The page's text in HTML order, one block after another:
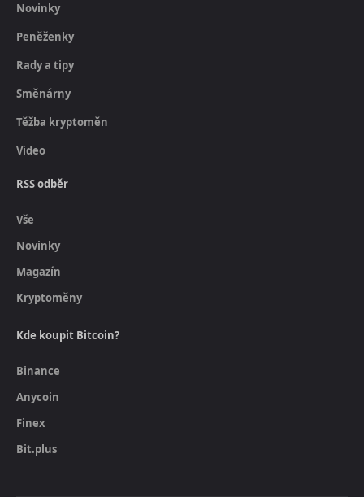
Novinky
Peněženky
Rady a tipy
Směnárny
Těžba kryptoměn
Video
RSS odběr
Vše
Novinky
Magazín
Kryptoměny
Kde koupit Bitcoin?
Binance
Anycoin
Finex
Bit.plus